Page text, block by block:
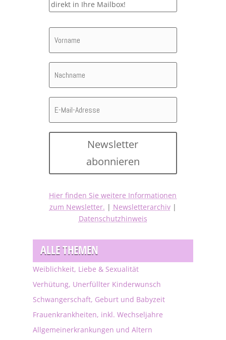
direkt in Ihre Mailbox!
Newsletter
abonnieren
Hier finden Sie weitere Informationen
zum Newsletter. | Newsletterarchiv|
Datenschutzhinweis
ALLE THEMEN
Weiblichkeit, Liebe & Sexualität
Verhütung, Unerfüllter Kinderwunsch
Schwangerschaft, Geburt und Babyzeit
Frauenkrankheiten, inkl. Wechseljahre
Allgemeinerkrankungen und Altern